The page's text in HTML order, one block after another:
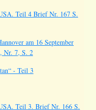
Teil 4 Brief Nr. 167 S.
am 16 September
Nr. 7, S. 2
- Teil 3
Teil 3. Brief Nr. 166 S.